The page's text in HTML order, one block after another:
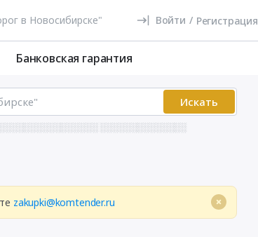
Войти / Регистрация
Банковская гарантия
Искать
░░░░░░░░░░░░░░
zakupki@komtender.ru